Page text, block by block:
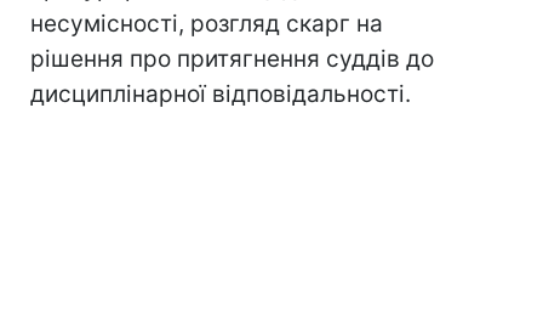
несумісності, розгляд скарг на
рішення про притягнення суддів до
дисциплінарної відповідальності.